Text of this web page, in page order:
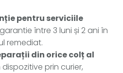
pentru serviciile
între 3 luni și 2 ani în
remediat.
din orice colț al
prin curier,